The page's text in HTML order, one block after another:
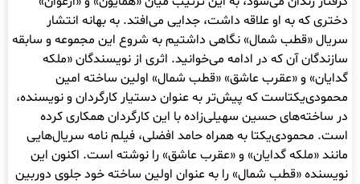
دختری که به او علاقه داشت، جدایی می‌افتد. به بهانه انتشار
سریال «قطب شمال» نگاهی داشتیم به شروع این مجموعه و سابقه
سازندگان آن که در ادامه می‌خوانید. اثری از نویسندگان «ملکه
گدایان» و «عقرب عاشق» «قطب شمال» اولین ساخته امین
محمودی‌یکتاست که پیش‌تر به عنوان دستیار کارگردان و نویسنده،
در ساخته‌های حسین سهیلی‌زاده با این کارگردان همکاری کرده
است. محمودی‌یکتا به همراه حامد افضلی، فیلم نامه سریال‌هایی
مانند «ملکه گدایان» و «عقرب عاشق» را نوشته‌ است. اکنون این
نویسنده «قطب شمال» را به عنوان اولین ساخته خود جلوی دوربین